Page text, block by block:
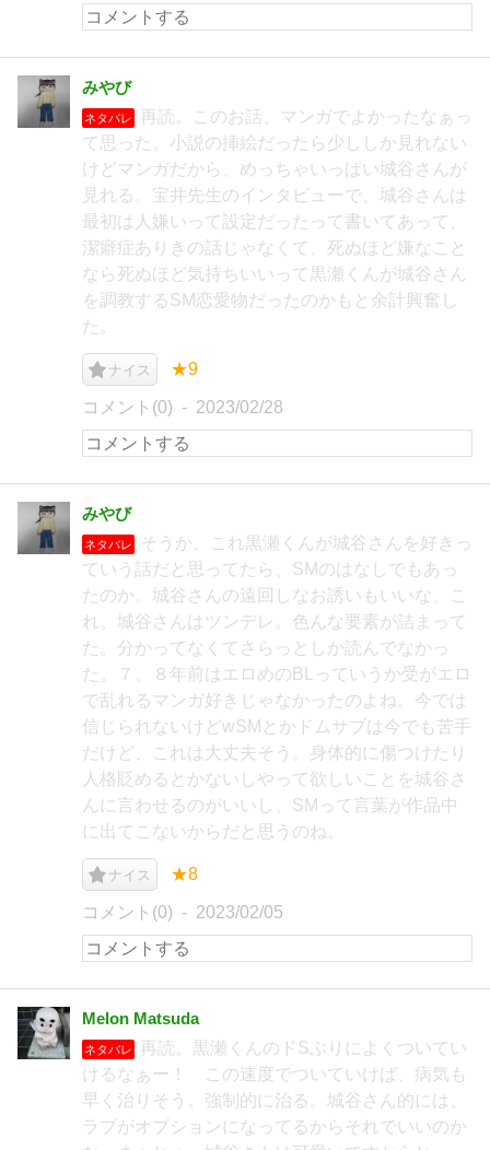
みやび
ネタバレ
再読。このお話、マンガでよかったなぁっ
て思った。小説の挿絵だったら少ししか見れない
けどマンガだから、めっちゃいっぱい城谷さんが
見れる。宝井先生のインタビューで、城谷さんは
最初は人嫌いって設定だったって書いてあって、
潔癖症ありきの話じゃなくて、死ぬほど嫌なこと
なら死ぬほど気持ちいいって黒瀬くんが城谷さん
を調教するSM恋愛物だったのかもと余計興奮し
た。
ナイス ★9
コメント(0) 2023/02/28
みやび
ネタバレ
そうか、これ黒瀬くんが城谷さんを好きっ
ていう話だと思ってたら、SMのはなしでもあっ
たのか。城谷さんの遠回しなお誘いもいいな、こ
れ。城谷さんはツンデレ。色んな要素が詰まって
た。分かってなくてさらっとしか読んでなかっ
た。７、８年前はエロめのBLっていうか受がエロ
で乱れるマンガ好きじゃなかったのよね。今では
信じられないけどwSMとかドムサブは今でも苦手
だけど、これは大丈夫そう。身体的に傷つけたり
人格貶めるとかないしやって欲しいことを城谷さ
んに言わせるのがいいし、SMって言葉が作品中
に出てこないからだと思うのね。
ナイス ★8
コメント(0) 2023/02/05
Melon Matsuda
ネタバレ
再読。黒瀬くんのドSぶりによくついてい
けるなぁー！ この速度でついていけば、病気も
早く治りそう。強制的に治る。城谷さん的には、
ラブがオプションになってるからそれでいいのか